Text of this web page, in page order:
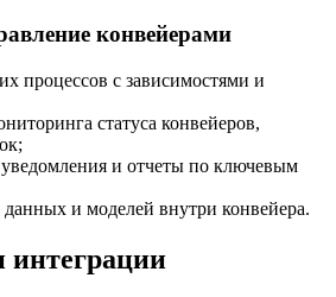
конвейерами
процессов с зависимостями и
статуса конвейеров,
и отчеты по ключевым
и моделей внутри конвейера.
интеграции